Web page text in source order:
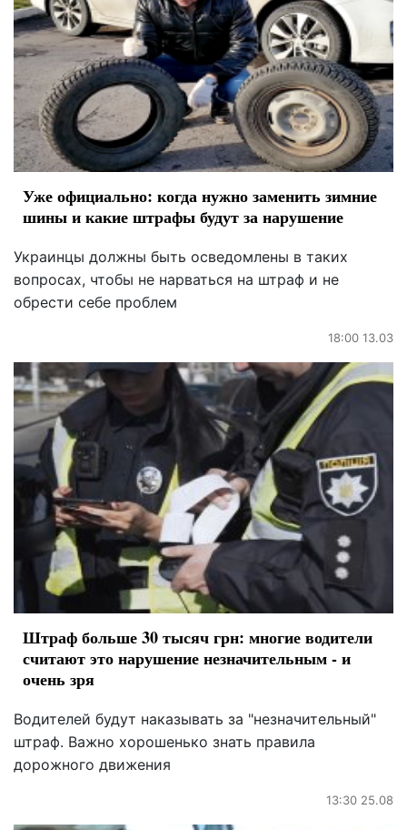
Уже официально: когда нужно заменить зимние
шины и какие штрафы будут за нарушение
Украинцы должны быть осведомлены в таких
вопросах, чтобы не нарваться на штраф и не
обрести себе проблем
18:00 13.03
Штраф больше 30 тысяч грн: многие водители
считают это нарушение незначительным - и
очень зря
Водителей будут наказывать за "незначительный"
штраф. Важно хорошенько знать правила
дорожного движения
13:30 25.08